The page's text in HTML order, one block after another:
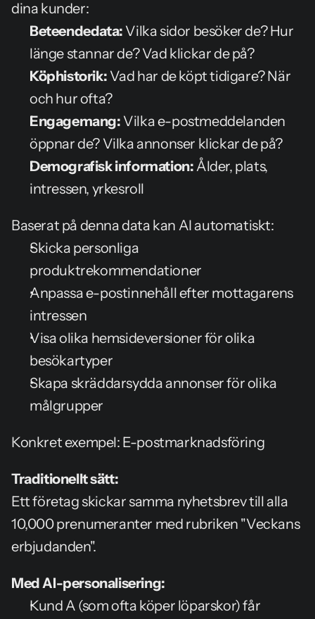
dina kunder:
Beteendedata: Vilka sidor besöker de? Hur
länge stannar de? Vad klickar de på?
Köphistorik: Vad har de köpt tidigare? När
och hur ofta?
Engagemang: Vilka e-postmeddelanden
öppnar de? Vilka annonser klickar de på?
Demografisk information: Ålder, plats,
intressen, yrkesroll
Baserat på denna data kan AI automatiskt:
Skicka personliga
produktrekommendationer
Anpassa e-postinnehåll efter mottagarens
intressen
Visa olika hemsideversioner för olika
besökartyper
Skapa skräddarsydda annonser för olika
målgrupper
Konkret exempel: E-postmarknadsföring
Traditionellt sätt:
Ett företag skickar samma nyhetsbrev till alla
10,000 prenumeranter med rubriken "Veckans
erbjudanden".
Med AI-personalisering:
Kund A (som ofta köper löparskor) får